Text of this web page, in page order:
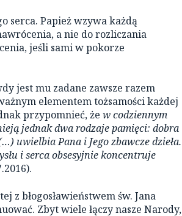
serca. Papież wzywa każdą
a nie do rozliczania
jeśli sami w pokorze
jest mu zadane zawsze razem
elementem tożsamości każdej
przypomnieć, że w codziennym
jednak dwa rodzaje pamięci: dobra
uwielbia Pana i Jego zbawcze dzieła.
i serca obsesyjnie koncentruje
z błogosławieństwem św. Jana
Zbyt wiele łączy nasze Narody,